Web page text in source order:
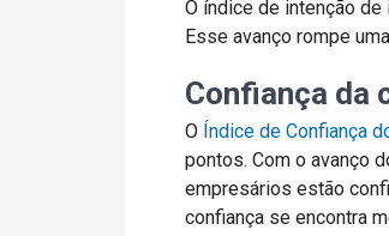
O índice de intenção
Esse avanço rompe
Confiança da
O Índice de Confiança
pontos. Com o avanço
empresários estão
confiança se encontra